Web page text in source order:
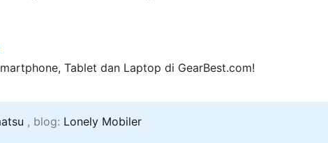
Tablet dan Laptop di GearBest.com!
, blog: Lonely Mobiler